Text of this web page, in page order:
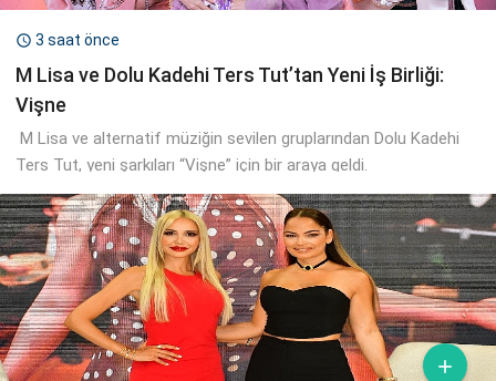
 3 saat önce
M Lisa ve Dolu Kadehi Ters Tut’tan Yeni İş Birliği:
Vişne
M Lisa ve alternatif müziğin sevilen gruplarından Dolu Kadehi
Ters Tut, yeni şarkıları “Vişne” için bir araya geldi.
